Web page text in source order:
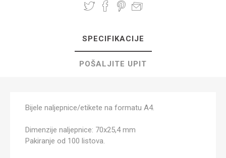
SPECIFIKACIJE
POŠALJITE UPIT
Bijele naljepnice/etikete na formatu A4.
Dimenzije naljepnice: 70x25,4 mm
Pakiranje od 100 listova.